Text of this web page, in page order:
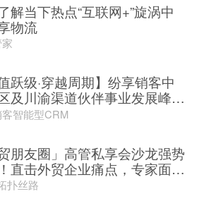
解当下热点“互联网+”旋涡中
物流
值跃级·穿越周期】纷享销客中
及川渝渠道伙伴事业发展峰
智能型CRM
贸朋友圈」高管私享会沙龙强势
直击外贸企业痛点，专家面
扑丝路